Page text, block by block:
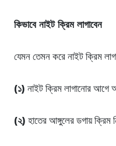
কিভাবে নাইট ক্রিম লাগাবেন
যেমন তেমন করে নাইট ক্রিম
(১) নাইট ক্রিম লাগানোর আগে
(২) হাতের আঙ্গুলের ডগায় ক্রিম